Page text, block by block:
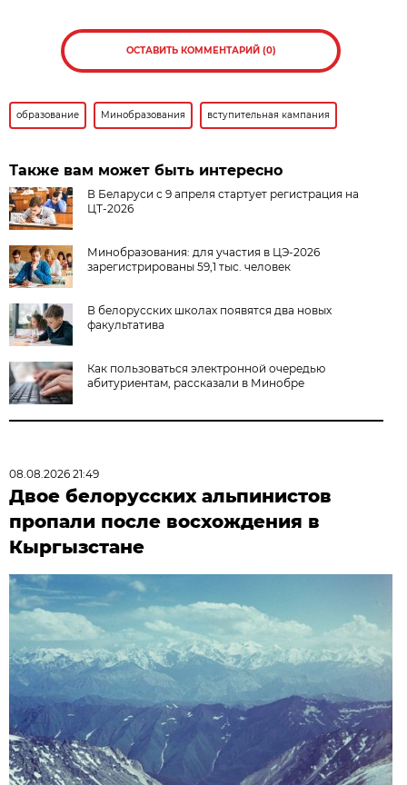
ОСТАВИТЬ КОММЕНТАРИЙ (0)
образование Минобразования вступительная кампания
Также вам может быть интересно
В Беларуси с 9 апреля стартует регистрация на
ЦТ-2026
Минобразования: для участия в ЦЭ-2026
зарегистрированы 59,1 тыс. человек
В белорусских школах появятся два новых
факультатива
Как пользоваться электронной очередью
абитуриентам, рассказали в Минобре
08.08.2026 21:49
Двое белорусских альпинистов
пропали после восхождения в
Кыргызстане